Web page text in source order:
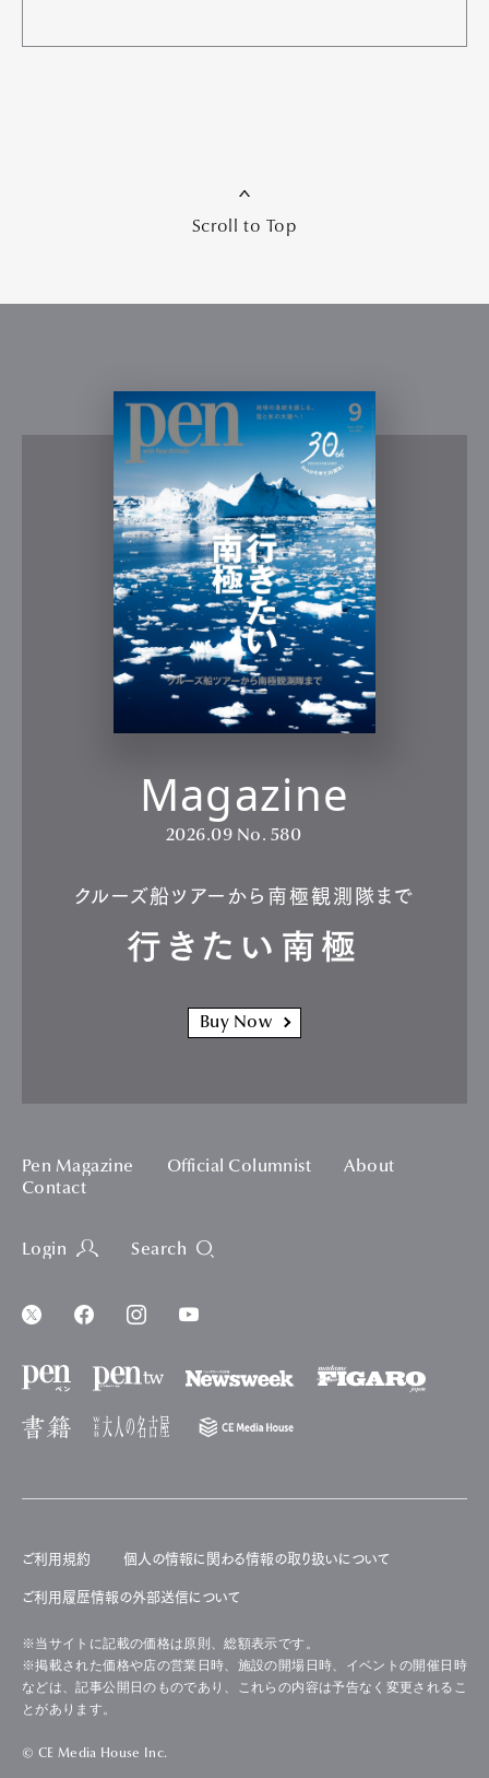
Scroll to Top
Magazine
2026.09 No. 580
クルーズ船ツアーから南極観測隊まで
行きたい南極
Buy Now
Pen Magazine Official Columnist
About
Contact
Login Search
ご利用規約 個人の情報に関わる情報の取り扱いについて
ご利用履歴情報の外部送信について
※当サイトに記載の価格は原則、総額表示です。
※掲載された価格や店の営業日時、施設の開場日時、イベントの開催日時
などは、記事公開日のものであり、これらの内容は予告なく変更されるこ
とがあります。
© CE Media House Inc.